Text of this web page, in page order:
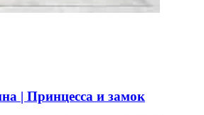
| Принцесса и замок